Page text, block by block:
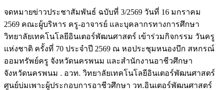
จดหมายข่าวประชาสัมพันธ์ ฉบับที่ 3/2569 วันที่ 16 มกราคม
2569 คณะผู้บริหาร ครู-อาจารย์ และบุคลากรทางการศึกษา
วิทยาลัยเทคโนโลยีอินเตอร์พัฒนศาสตร์ เข้าร่วมกิจกรรม วันครู
แห่งชาติ ครั้งที่ 70 ประจำปี 2569 ณ หอประชุมหนองบึก สหกรณ์
ออมทรัพย์ครู จังหวัดนครพนม และสำนักงานอาชีวศึกษา
จังหวัดนครพนม . อวท. วิทยาลัยเทคโนโลยีอินเตอร์พัฒนศาสตร์
ศูนย์บ่มเพาะผู้ประกอบการอาชีวศึกษา วท.อินเตอร์พัฒนศาสตร์